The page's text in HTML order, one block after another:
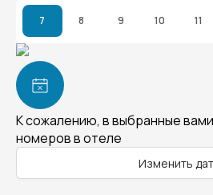
7 8 9 10 11
К сожалению, в выбранные
номеров в отеле
Изменить